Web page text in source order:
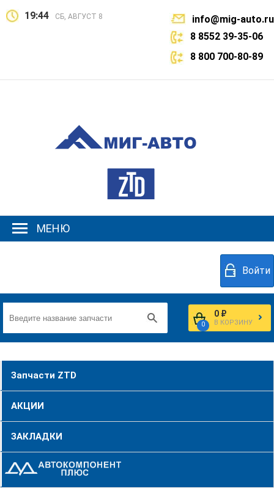
19:44 СБ, АВГУСТ 8
info@mig-auto.ru
8 8552 39-35-06
8 800 700-80-89
МЕНЮ
Войти
0
0 ₽
В КОРЗИНУ
Запчасти ZTD
АКЦИИ
ЗАКЛАДКИ